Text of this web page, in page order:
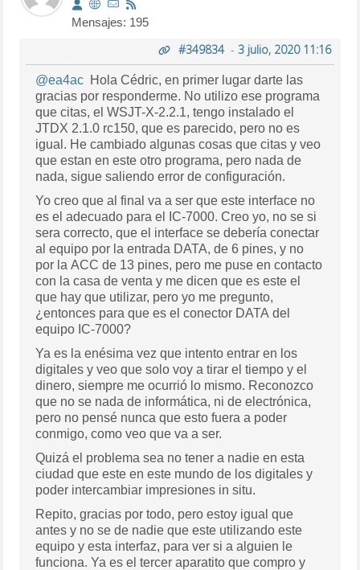
Mensajes: 195
#349834- 3 julio, 2020 11:16
@ea4ac Hola Cédric, en primer lugar darte las
gracias por responderme. No utilizo ese programa
que citas, el WSJT-X-2.2.1, tengo instalado el
JTDX 2.1.0 rc150, que es parecido, pero no es
igual. He cambiado algunas cosas que citas y veo
que estan en este otro programa, pero nada de
nada, sigue saliendo error de configuración.
Yo creo que al final va a ser que este interface no
es el adecuado para el IC-7000. Creo yo, no se si
sera correcto, que el interface se debería conectar
al equipo por la entrada DATA, de 6 pines, y no
por la ACC de 13 pines, pero me puse en contacto
con la casa de venta y me dicen que es este el
que hay que utilizar, pero yo me pregunto,
¿entonces para que es el conector DATA del
equipo IC-7000?
Ya es la enésima vez que intento entrar en los
digitales y veo que solo voy a tirar el tiempo y el
dinero, siempre me ocurrió lo mismo. Reconozco
que no se nada de informática, ni de electrónica,
pero no pensé nunca que esto fuera a poder
conmigo, como veo que va a ser.
Quizá el problema sea no tener a nadie en esta
ciudad que este en este mundo de los digitales y
poder intercambiar impresiones in situ.
Repito, gracias por todo, pero estoy igual que
antes y no se de nadie que este utilizando este
equipo y esta interfaz, para ver si a alguien le
funciona. Ya es el tercer aparatito que compro y